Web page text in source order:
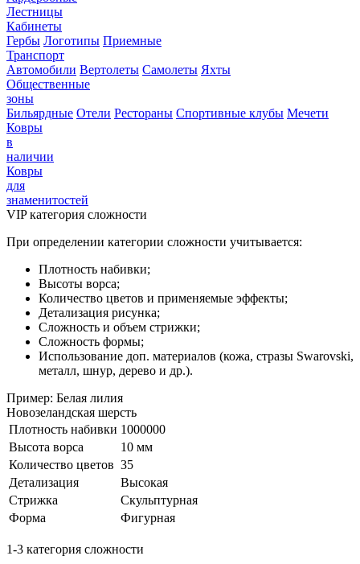
Лестницы
Кабинеты
Гербы Логотипы Приемные
Транспорт
Автомобили Вертолеты Самолеты Яхты
Общественные
зоны
Бильярдные Отели Рестораны Спортивные клубы Мечети
Ковры
в
наличии
Ковры
для
знаменитостей
VIP категория сложности
При определении категории сложности учитывается:
Плотность набивки;
Высоты ворса;
Количество цветов и применяемые эффекты;
Детализация рисунка;
Сложность и объем стрижки;
Сложность формы;
Использование доп. материалов (кожа, стразы Swarovski,
металл, шнур, дерево и др.).
Пример: Белая лилия
Новозеландская шерсть
Плотность набивки 1000000
Высота ворса
10 мм
Количество цветов 35
Детализация
Высокая
Стрижка
Скульптурная
Форма
Фигурная
1-3 категория сложности